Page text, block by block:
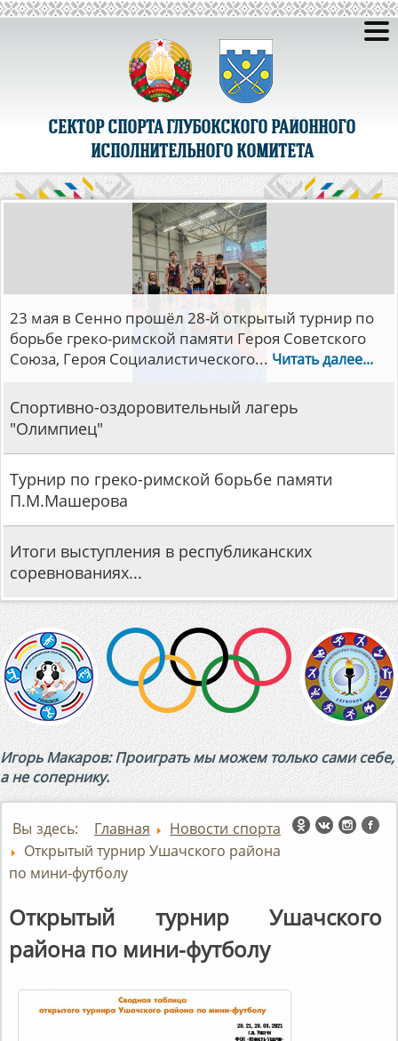
СЕКТОР СПОРТА ГЛУБОКСКОГО РАЙОННОГО
ИСПОЛНИТЕЛЬНОГО КОМИТЕТА
Спортивно-оздоровительный лагерь
"Олимпиец"
Турнир по греко-римской борьбе памяти
П.М.Машерова
Итоги выступления в республиканских
соревнованиях...
23 мая в Сенно прошёл 28-й открытый турнир по
борьбе греко-римской памяти Героя Советского
Союза, Героя Социалистического... Читать далее...
Игорь Макаров: Проиграть мы можем только сами себе,
а не сопернику.
Вы здесь: Главная
Новости спорта
Открытый турнир Ушачского района
по мини-футболу
Открытый турнир Ушачского
района по мини-футболу